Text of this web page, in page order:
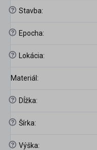
? Stavba:
? Epocha:
? Lokácia:
Materiál :
? Dĺžka:
? Šírka:
? Výška: